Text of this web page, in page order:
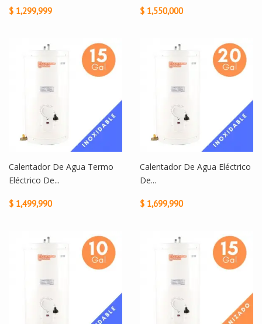
$ 1,299,999 $ 1,550,000
Calentador De Agua Termo
Eléctrico De...
$ 1,499,990
Calentador De Agua Eléctrico
De...
$ 1,699,990